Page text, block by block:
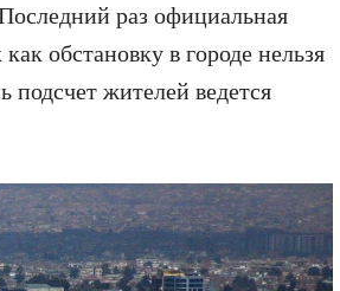
раз официальная
обстановку в городе нельзя
подсчет жителей ведется